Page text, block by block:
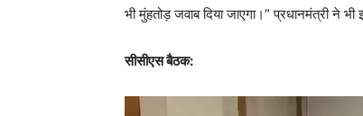
भी मुंहतोड़ जवाब दिया जाएगा।” प्रधानमंत्री ने
सीसीएस बैठक:
Video